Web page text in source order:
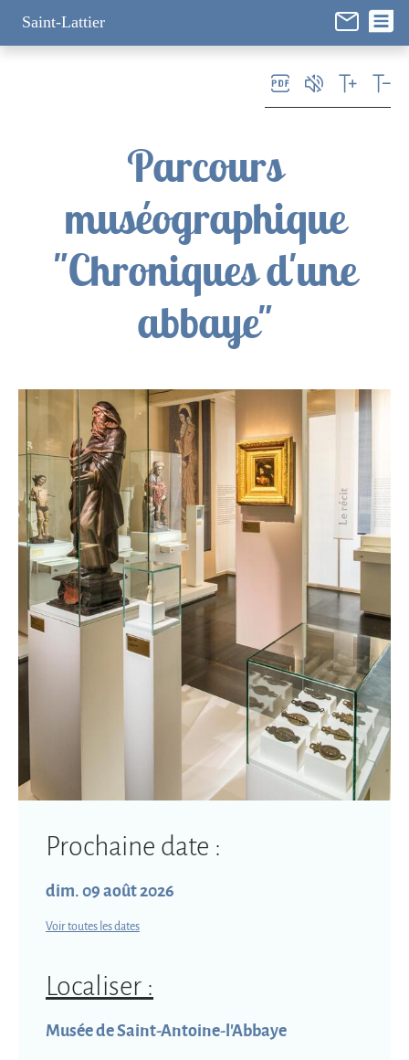
Saint-Lattier
Parcours
muséographique
"Chroniques d'une
abbaye"
Prochaine date :
dim. 09 août 2026
Voir toutes les dates
Localiser :
Musée de Saint-Antoine-l'Abbaye